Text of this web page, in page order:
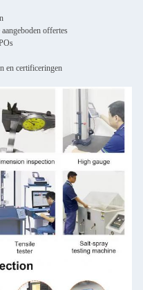
offertes
en certificeringen